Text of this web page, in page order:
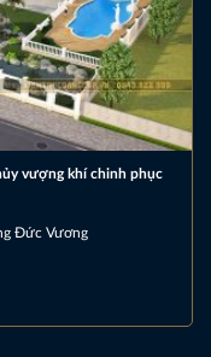
vượng khí chinh phục
Đức Vương